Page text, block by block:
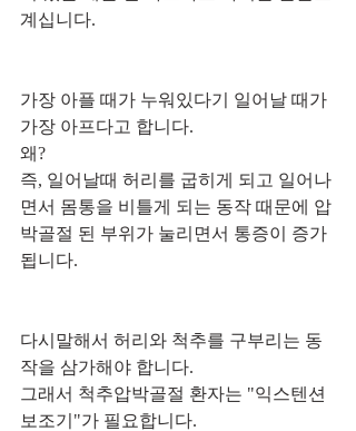
계십니다.
가장 아플 때가 누워있다기 일어날 때가
가장 아프다고 합니다.
왜?
즉, 일어날때 허리를 굽히게 되고 일어나
면서 몸통을 비틀게 되는 동작 때문에 압
박골절 된 부위가 눌리면서 통증이 증가
됩니다.
다시말해서 허리와 척추를 구부리는 동
작을 삼가해야 합니다.
그래서 척추압박골절 환자는 "익스텐션
보조기"가 필요합니다.